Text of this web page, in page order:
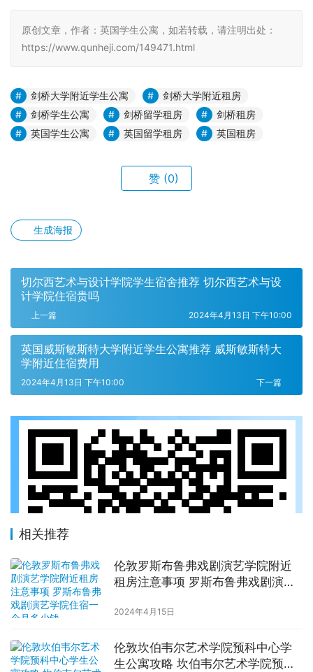
原创文章，作者：英国学生公寓，如若转载，请注明出处：
https://www.qunheji.com/149471.html
剑桥大学附近学生公寓
剑桥大学附近租房
剑桥学生公寓
剑桥留学租房
剑桥租房
英国学生公寓
英国留学租房 英国租房
赞 (0)
生成海报
切尔西艺术与设计学院学生宿舍推荐 切尔西艺术与设
计学院住宿贵吗
上一篇 2024年4月13日 下午10:00
英国威斯敏斯特大学附近学生公寓推荐 威斯敏斯特大
学附近住宿费用
下一篇
2024年4月13日 下午10:00
相关推荐
伦敦罗斯布鲁弗戏剧演艺学院附近
租房注意事项 罗斯布鲁弗戏剧演艺
2024年4月15日
伦敦坎伯韦尔艺术学院预科中心学
生公寓攻略 坎伯韦尔艺术学院预科